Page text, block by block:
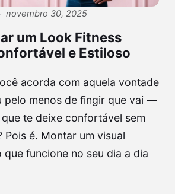
novembro 30, 2025
um Look Fitness
e Estiloso
acorda com aquela vontade
menos de fingir que vai —
te deixe confortável sem
Pois é. Montar um visual
que funcione no seu dia a dia